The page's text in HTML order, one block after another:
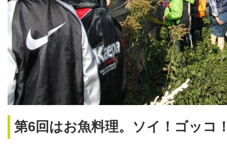
第6回はお魚料理。ソイ！ゴッコ